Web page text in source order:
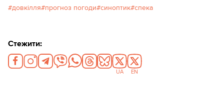
довкілля прогноз погоди синоптик спека
Стежити:
UA EN